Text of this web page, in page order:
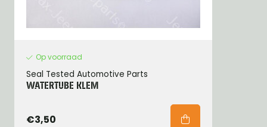
Op voorraad
Seal Tested Automotive Parts
WATERTUBE KLEM
€3,50